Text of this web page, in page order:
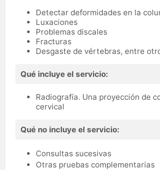
Detectar deformidades en la
Luxaciones
Problemas discales
Fracturas
Desgaste de vértebras, entre
Qué incluye el servicio:
Radiografía. Una proyección de
cervical
Qué no incluye el servicio:
Consultas sucesivas
Otras pruebas complementarias